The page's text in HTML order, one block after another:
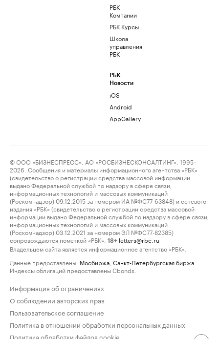
РБК
Компании
РБК Курсы
Школа
управления
РБК
РБК
Новости
iOS
Android
AppGallery
© ООО «БИЗНЕСПРЕСС», АО «РОСБИЗНЕСКОНСАЛТИНГ», 1995–
2026. Сообщения и материалы информационного агентства «РБК»
(свидетельство о регистрации средства массовой информации
выдано Федеральной службой по надзору в сфере связи,
информационных технологий и массовых коммуникаций
(Роскомнадзор) 09.12.2015 за номером ИА №ФС77-63848) и сетевого
издания «РБК» (свидетельство о регистрации средства массовой
информации выдано Федеральной службой по надзору в сфере связи,
информационных технологий и массовых коммуникаций
(Роскомнадзор) 03.12.2021 за номером ЭЛ №ФС77-82385)
сопровождаются пометкой «РБК».
18+ letters@rbc.ru
Владельцем сайта является информационное агентство «РБК».
Данные предоставлены: Мосбиржа Санкт-Петербургская биржа
Индексы облигаций предоставлены Cbonds.
Информация об ограничениях
О соблюдении авторских прав
Пользовательское соглашение
Политика в отношении обработки персональных данных
Политика обработки файлов cookie